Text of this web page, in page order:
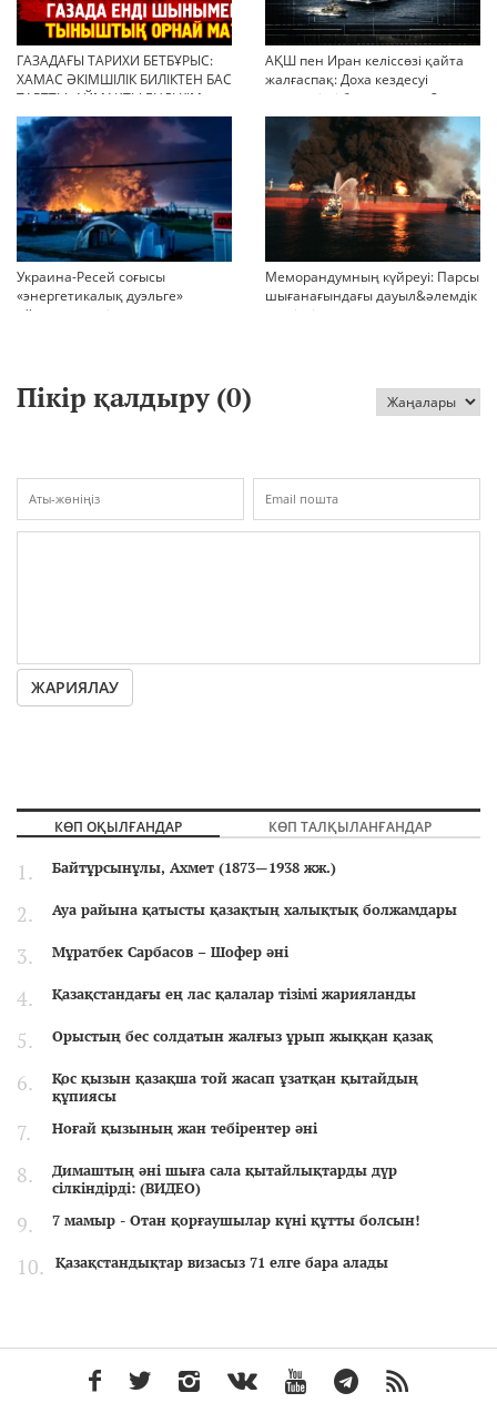
ГАЗАДАҒЫ ТАРИХИ БЕТБҰРЫС:
ХАМАС ӘКІМШІЛІК БИЛІКТЕН БАС
ТАРТТЫ. АЙМАҚТЫ ЕНДІ КІМ
БАСҚАРАДЫ?
АҚШ пен Иран келіссөзі қайта
жалғаспақ: Доха кездесуі
шиеленісті бәсеңдете ме?
Украина-Ресей соғысы
«энергетикалық дуэльге»
айналып кетті
Меморандумның күйреуі: Парсы
шығанағындағы дауыл&әлемдік
тәртіптің сын сағаты соғып тұр
Пікір қалдыру (0)
ЖАРИЯЛАУ
КӨП ОҚЫЛҒАНДАР КӨП ТАЛҚЫЛАНҒАНДАР
Байтұрсынұлы, Ахмет (1873—1938 жж.)
Ауа райына қатысты қазақтың халықтық болжамдары
Мұратбек Сарбасов – Шофер әні
Қазақстандағы ең лас қалалар тізімі жарияланды
Орыстың бес солдатын жалғыз ұрып жыққан қазақ
Қос қызын қазақша той жасап ұзатқан қытайдың
құпиясы
Ноғай қызының жан тебірентер әні
Димаштың әні шыға сала қытайлықтарды дүр
сілкіндірді: (ВИДЕО)
7 мамыр - Отан қорғаушылар күні құтты болсын!
Қазақстандықтар визасыз 71 елге бара алады